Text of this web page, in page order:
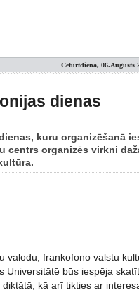
Ceturtdiena, 06.Augusts
dienas
kuru organizēšanā
centrs organizēs virkni
valodu, frankofono valstu
būs iespēja
kā arī tikties ar